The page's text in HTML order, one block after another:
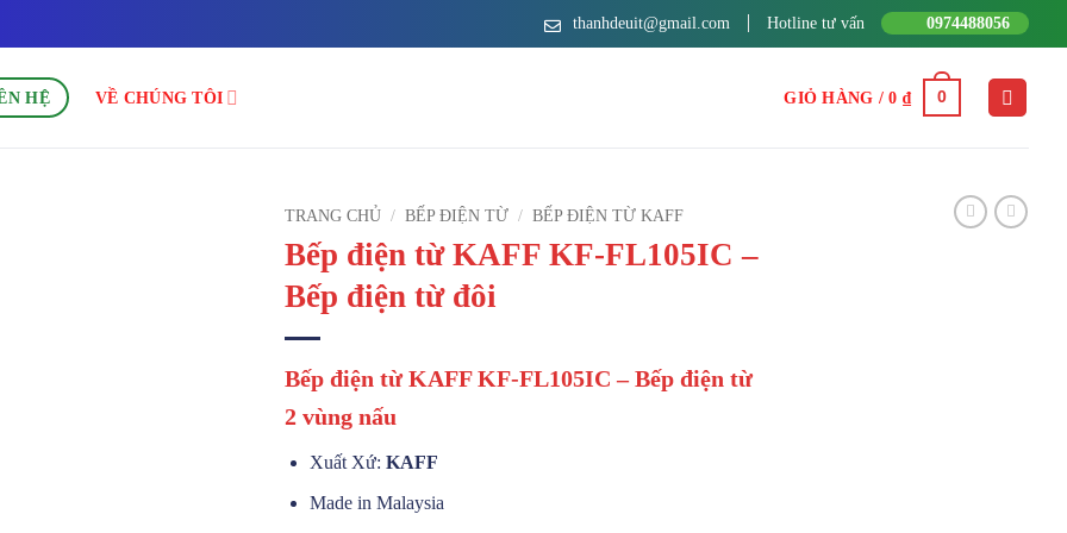
thanhdeuit@gmail.com Hotline tư vấn 0974488056
HỆ VỀ CHÚNG TÔI GIỎ HÀNG /0 ₫ 0
TRANG CHỦ / BẾP ĐIỆN TỪ / BẾP ĐIỆN TỪ KAFF
Bếp điện từ KAFF KF-FL105IC –
Bếp điện từ đôi
Bếp điện từ KAFF KF-FL105IC – Bếp điện từ
2 vùng nấu
Xuất Xứ: KAFF
Made in Malaysia